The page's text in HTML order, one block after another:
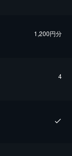
1,200円分
4